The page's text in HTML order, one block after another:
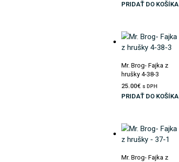
PRIDAŤ DO KOŠÍKA
Pridať do zoznamu prianí
Mr. Brog- Fajka z
hrušky 4-38-3
25.00€ s DPH
PRIDAŤ DO KOŠÍKA
Pridať do zoznamu prianí
Mr. Brog- Fajka z